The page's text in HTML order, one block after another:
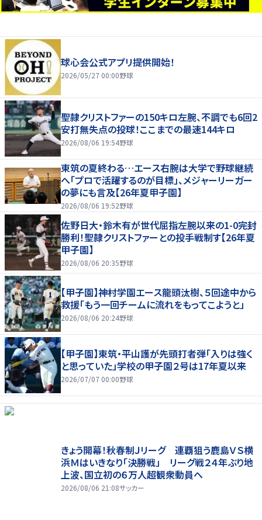
球心会公式アプリ提供開始！
2026/05/27 00:00野球
聖隷クリストファーの150キロ左腕、不調でも6回2
安打無失点の投球！ここまでの最速144キロ
2026/08/06 19:54野球
東筑の夏終わる…エース右腕は大学で野球継続
へ「プロで活躍するのが目標」、メジャーリーガー
の夢にも言及【26年夏甲子園】
2026/08/06 19:52野球
佐野日大・鈴木有が世代屈指左腕以来の1-0完封
勝利！聖隷クリストファーとの投手戦制す【26年夏
甲子園】
2026/08/06 20:35野球
【甲子園】神村学園エース龍頭汰樹、５回途中から
救援「もう一回チームに流れをもってこようと」
2026/08/06 20:24野球
【甲子園】東筑・平山護が先頭打者弾「入りは強く
と思っていた」学校の甲子園２号は17年夏以来
2026/07/07 00:00野球
きょう開幕！秋春制Ｊリーグ 連覇狙う鹿島ＶＳ横
浜Ｍはいきなり「決勝戦」 リーグ戦２４年ぶり地
上波、国立初の６万人超観衆動員へ
2026/08/06 21:08サッカー